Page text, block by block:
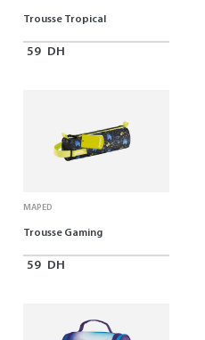
Trousse Tropical
59 DH
MAPED
Trousse Gaming
59 DH